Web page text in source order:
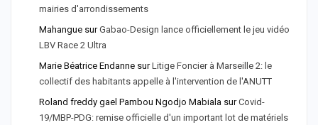
mairies d'arrondissements
Mahangue surGabao-Design lance officiellement le jeu vidéo
LBV Race 2 Ultra
Marie Béatrice Endanne surLitige Foncier à Marseille 2: le
collectif des habitants appelle à l'intervention de l'ANUTT
Roland freddy gael Pambou Ngodjo Mabiala surCovid-
19/MBP-PDG: remise officielle d'un important lot de matériels